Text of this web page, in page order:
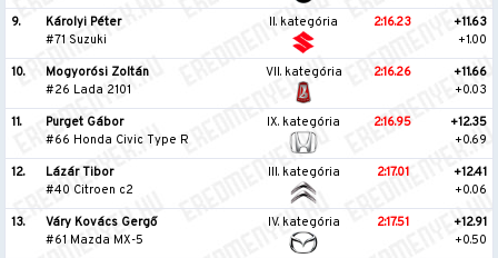
9.
Károlyi Péter
#71 Suzuki
II. kategória 2:16.23
+11.63
+1.00
10.
Mogyorósi Zoltán
#26 Lada 2101
VII. kategória 2:16.26
+11.66
+0.03
11.
Purget Gábor
#66 Honda Civic Type R
IX. kategória 2:16.95
+12.35
+0.69
12.
Lázár Tibor
#40 Citroen c2
III. kategória 2:17.01
+12.41
+0.06
13.
Váry Kovács Gergő
#61 Mazda MX-5
IV. kategória 2:17.51
+12.91
+0.50